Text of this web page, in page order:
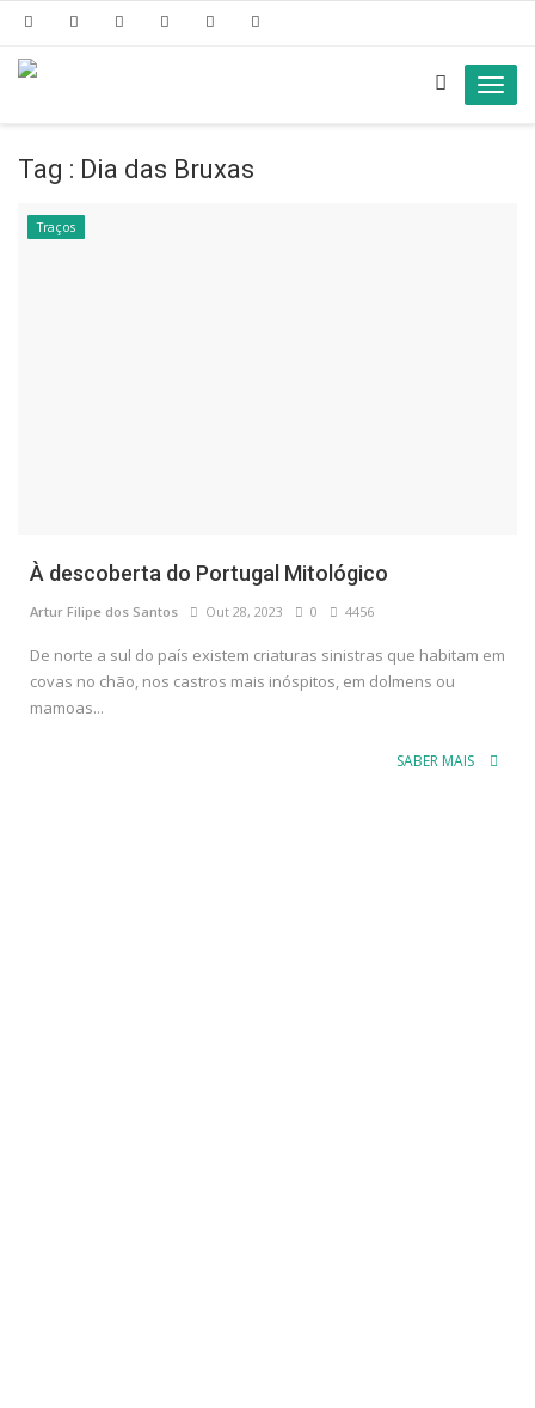
Tag : Dia das Bruxas
Traços
À descoberta do Portugal Mitológico
Artur Filipe dos Santos Out 28, 2023 0 4456
De norte a sul do país existem criaturas sinistras que habitam em
covas no chão, nos castros mais inóspitos, em dolmens ou
mamoas...
SABER MAIS